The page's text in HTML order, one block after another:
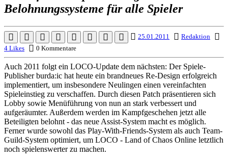
Belohnungssysteme für alle Spieler
25.01.2011
Redaktion
4 Likes
0 Kommentare
Auch 2011 folgt ein LOCO-Update dem nächsten: Der Spiele-
Publisher burda:ic hat heute ein brandneues Re-Design erfolgreich
implementiert, um insbesondere Neulingen einen vereinfachten
Spieleinstieg zu verschaffen. Durch diesen Patch präsentieren sich
Lobby sowie Menüführung von nun an stark verbessert und
aufgeräumter. Außerdem werden im Kampfgeschehen jetzt alle
Beteiligten belohnt - das neue Assist-System macht es möglich.
Ferner wurde sowohl das Play-With-Friends-System als auch Team-
Guild-System optimiert, um LOCO - Land of Chaos Online letztlich
noch spielenswerter zu machen.